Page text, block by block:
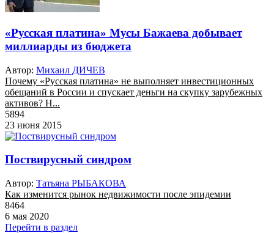
«Русская платина» Мусы Бажаева добывает
миллиарды из бюджета
Автор: Михаил ДИЧЕВ
Почему «Русская платина» не выполняет инвестиционных
обещаний в России и спускает деньги на скупку зарубежных
активов? Н...
5894
23 июня 2015
Поствирусный синдром
Автор: Татьяна РЫБАКОВА
Как изменится рынок недвижимости после эпидемии
8464
6 мая 2020
Перейти в раздел